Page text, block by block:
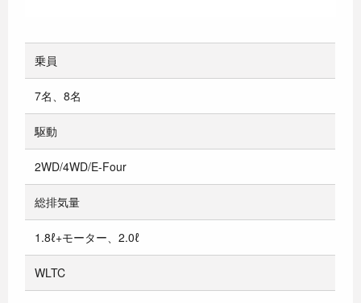
乗員
7名、8名
駆動
2WD/4WD/E-Four
総排気量
1.8ℓ+モーター、2.0ℓ
WLTC